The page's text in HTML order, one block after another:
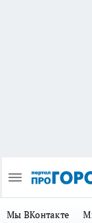
Мы ВКонтакте